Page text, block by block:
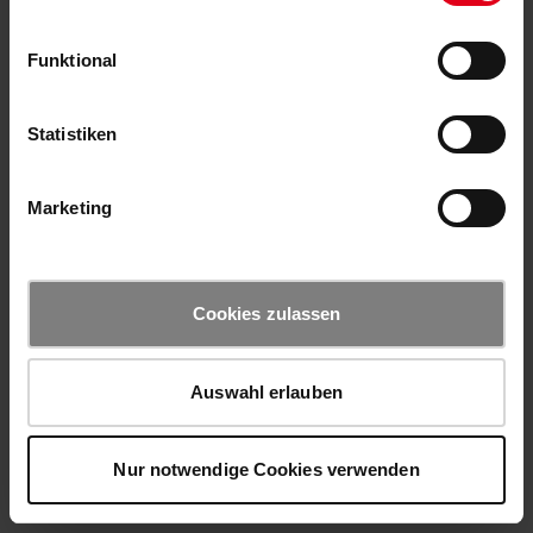
Funktional
Statistiken
Marketing
Cookies zulassen
Auswahl erlauben
Nur notwendige Cookies verwenden